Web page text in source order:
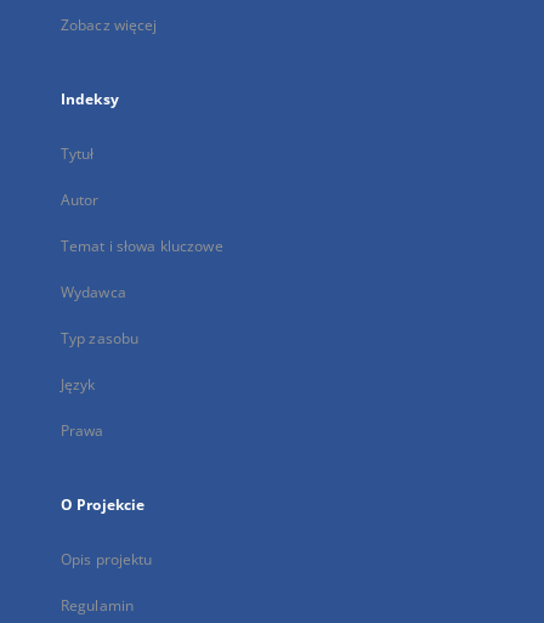
Zobacz więcej
Indeksy
Tytuł
Autor
Temat i słowa kluczowe
Wydawca
Typ zasobu
Język
Prawa
O Projekcie
Opis projektu
Regulamin